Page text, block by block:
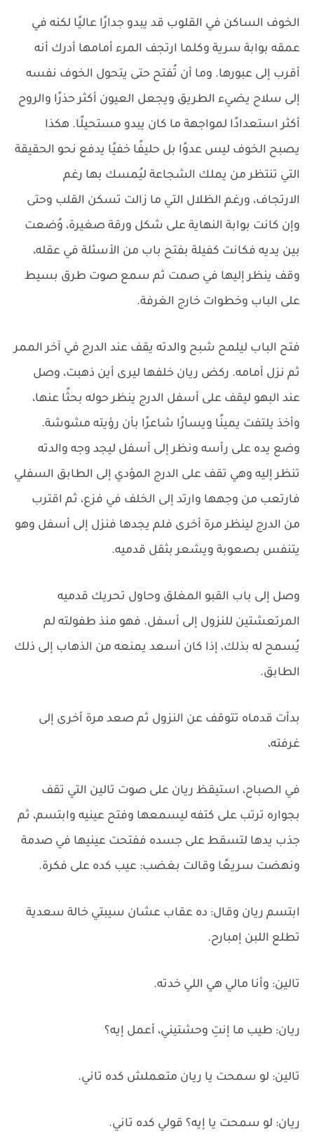
الخوف الساكن في القلوب قد يبدو جدارًا عاليًا لكنه في
عمقه بوابة سرية وكلما ارتجف المرء أمامها أدرك أنه
أقرب إلى عبورها. وما أن تُفتح حتى يتحول الخوف نفسه
إلى سلاح يضيء الطريق ويجعل العيون أكثر حذرًا والروح
أكثر استعدادًا لمواجهة ما كان يبدو مستحيلًا. هكذا
يصبح الخوف ليس عدوًا بل حليفًا خفيًا يدفع نحو الحقيقة
التي تنتظر من يملك الشجاعة ليُمسك بها رغم
الارتجاف، ورغم الظلال التي ما زالت تسكن القلب وحتى
وإن كانت بوابة النهاية على شكل ورقة صغيرة، وُضعت
بين يديه فكانت كفيلة بفتح باب من الأسئلة في عقله،
وقف ينظر إليها في صمت ثم سمع صوت طرق بسيط
على الباب وخطوات خارج الغرفة.
فتح الباب ليلمح شبح والدته يقف عند الدرج في آخر الممر
ثم نزل أمامه. ركض ريان خلفها ليرى أين ذهبت، وصل
عند البهو ليقف على أسفل الدرج ينظر حوله بحثًا عنها،
وأخذ يلتفت يمينًا ويسارًا شاعرًا بأن رؤيته مشوشة.
وضع يده على رأسه ونظر إلى أسفل ليجد وجه والدته
تنظر إليه وهي تقف على الدرج المؤدي إلى الطابق السفلي
فارتعب من وجهها وارتد إلى الخلف في فزع، ثم اقترب
من الدرج لينظر مرة أخرى فلم يجدها فنزل إلى أسفل وهو
يتنفس بصعوبة ويشعر بثقل قدميه.
وصل إلى باب القبو المغلق وحاول تحريك قدميه
المرتعشتين للنزول إلى أسفل. فهو منذ طفولته لم
يُسمح له بذلك، إذا كان أسعد يمنعه من الذهاب إلى ذلك
الطابق.
بدأت قدماه تتوقف عن النزول ثم صعد مرة أخرى إلى
غرفته،
في الصباح، استيقظ ريان على صوت تالين التي تقف
بجواره ترتب على كتفه ليسمعها وفتح عينيه وابتسم، ثم
جذب يدها لتسقط على جسده ففتحت عينيها في صدمة
ونهضت سريعًا وقالت بغضب: عيب كده على فكرة.
ابتسم ريان وقال: ده عقاب عشان سيبتي خالة سعدية
تطلع اللبن إمبارح.
تالين: وأنا مالي هي اللي خدته.
ريان: طيب ما إنتِ وحشتيني، أعمل إيه؟
تالين: لو سمحت يا ريان متعملش كده تاني.
ريان: لو سمحت يا إيه؟ قولي كده تاني.